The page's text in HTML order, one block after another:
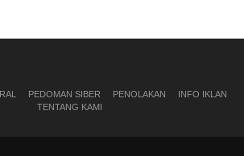
PEDOMAN SIBER PENOLAKAN
INFO IKLAN
TENTANG KAMI